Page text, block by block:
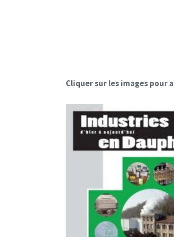
Cliquer sur les images pour